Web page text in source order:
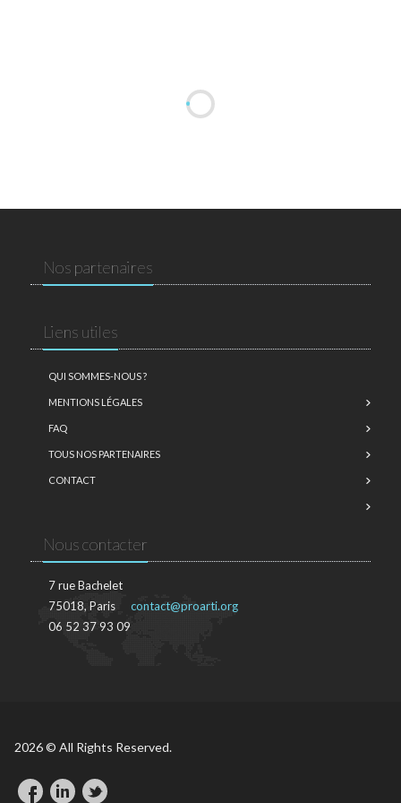
Nos partenaires
Liens utiles
QUI SOMMES-NOUS ?
MENTIONS LÉGALES
FAQ
TOUS NOS PARTENAIRES
CONTACT
Nous contacter
7 rue Bachelet
75018, Paris
06 52 37 93 09
contact@proarti.org
2026 © All Rights Reserved.